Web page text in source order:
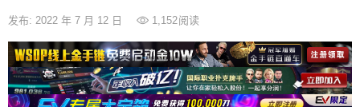
发布: 2022 年 7 月 12 日 1,152阅读